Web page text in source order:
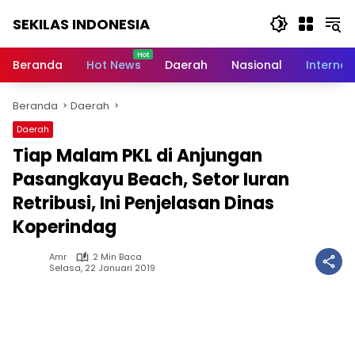
SEKILAS INDONESIA
Terkini,
Latest
World,
Headlines,
News
Today
Beranda Hot News Daerah Nasional
Beranda Daerah
Daerah
Tiap Malam PKL di Anjungan
Pasangkayu Beach, Setor Iuran
Retribusi, Ini Penjelasan Dinas
Koperindag
Amr
2 Min Baca
Selasa, 22 Januari 2019